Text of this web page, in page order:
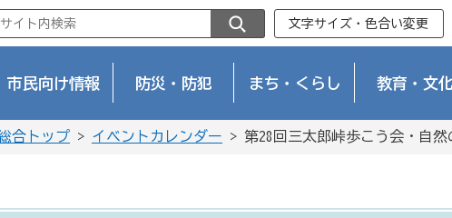
文字サイズ・色合い変更
市民向け情報 防災・防犯 まち・くらし 教育・文化
合トップ > イベントカレンダー > 第28回三太郎峠歩こう会・自